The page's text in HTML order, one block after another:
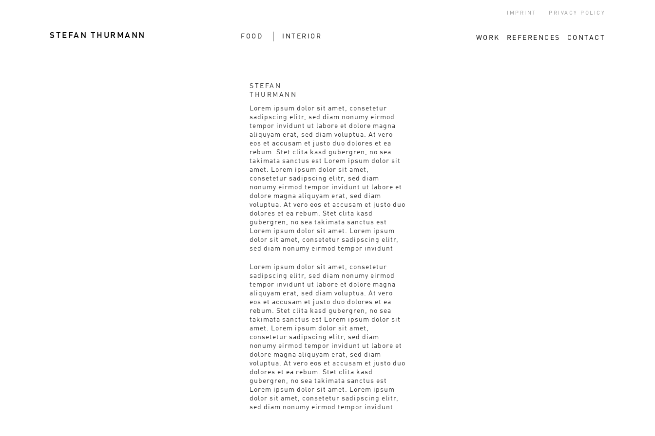
IMPRINT PRIVACY POLICY
STEFAN THURMANN FOOD INTERIOR WORK REFERENCES CONTACT
STEFAN
THURMANN
Lorem ipsum dolor sit amet, consetetur
sadipscing elitr, sed diam nonumy eirmod
tempor invidunt ut labore et dolore magna
aliquyam erat, sed diam voluptua. At vero
eos et accusam et justo duo dolores et ea
rebum. Stet clita kasd gubergren, no sea
takimata sanctus est Lorem ipsum dolor sit
amet. Lorem ipsum dolor sit amet,
consetetur sadipscing elitr, sed diam
nonumy eirmod tempor invidunt ut labore et
dolore magna aliquyam erat, sed diam
voluptua. At vero eos et accusam et justo duo
dolores et ea rebum. Stet clita kasd
gubergren, no sea takimata sanctus est
Lorem ipsum dolor sit amet. Lorem ipsum
dolor sit amet, consetetur sadipscing elitr,
sed diam nonumy eirmod tempor invidunt
Lorem ipsum dolor sit amet, consetetur
sadipscing elitr, sed diam nonumy eirmod
tempor invidunt ut labore et dolore magna
aliquyam erat, sed diam voluptua. At vero
eos et accusam et justo duo dolores et ea
rebum. Stet clita kasd gubergren, no sea
takimata sanctus est Lorem ipsum dolor sit
amet. Lorem ipsum dolor sit amet,
consetetur sadipscing elitr, sed diam
nonumy eirmod tempor invidunt ut labore et
dolore magna aliquyam erat, sed diam
voluptua. At vero eos et accusam et justo duo
dolores et ea rebum. Stet clita kasd
gubergren, no sea takimata sanctus est
Lorem ipsum dolor sit amet. Lorem ipsum
dolor sit amet, consetetur sadipscing elitr,
sed diam nonumy eirmod tempor invidunt